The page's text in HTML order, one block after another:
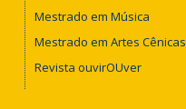
Mestrado em Música
Mestrado em Artes Cênicas
Revista ouvirOUver